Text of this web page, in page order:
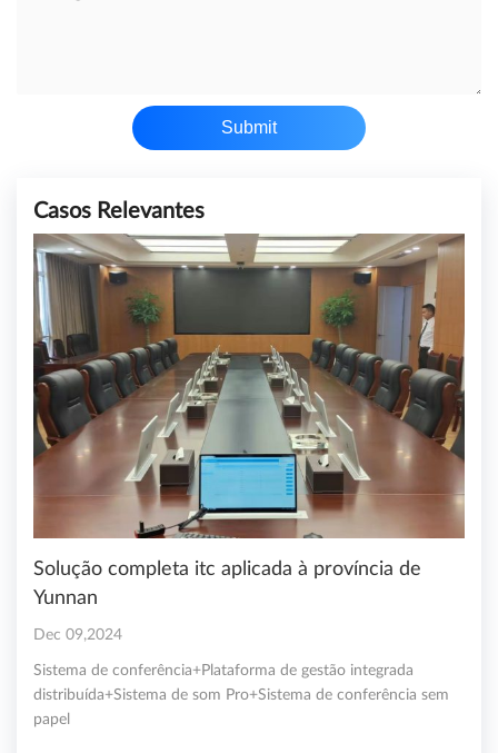
Submit
Casos Relevantes
Solução completa itc aplicada à província de
Yunnan
Dec 09,2024
Sistema de conferência+Plataforma de gestão integrada
distribuída+Sistema de som Pro+Sistema de conferência sem
papel